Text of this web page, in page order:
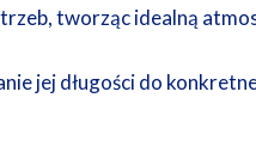
tworząc idealną
jej długości do